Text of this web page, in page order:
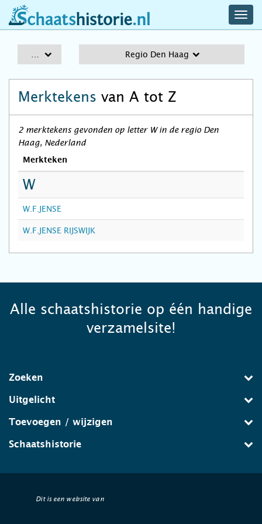
schaatshistorie.nl
Regio Den Haag
Merktekens van A tot Z
2 merktekens gevonden op letter W in de regio Den
Haag, Nederland
Merkteken
W
W.F.JENSE
W.F.JENSE RIJSWIJK
Alle schaatshistorie op één handige
verzamelsite!
Zoeken
Uitgelicht
Toevoegen / wijzigen
Schaatshistorie
Dit is een website van